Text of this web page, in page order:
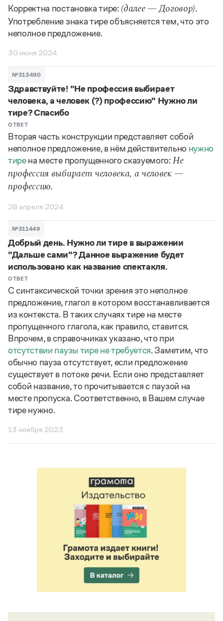
Корректна постановка тире:(далее — Договор).
Употребление знака тире объясняется тем, что это
неполное предложение.
30 июня 2024
№313490
Здравствуйте! "Не профессия выбирает
человека, а человек (?) профессию" Нужно ли
тире? Спасибо
ОТВЕТ
Вторая часть конструкции представляет собой
неполное предложение, в нём действительно нужно
тирена месте пропущенного сказуемого: Не
профессия выбирает человека, а человек —
профессию.
28 апреля 2024
№311449
Добрый день. Нужно ли тире в выражении
"Дальше сами"? Данное выражение будет
использовано как название спектакля.
ОТВЕТ
С синтаксической точки зрения это неполное
предложение, глагол в котором восстанавливается
из контекста. В таких случаях тире на месте
пропущенного глагола, как правило, ставится.
Впрочем, в справочниках указано, что при
отсутствии паузы тире не требуется. Заметим, что
обычно пауза отсутствует, если предложение
существует в потоке речи. Если оно представляет
собой название, то прочитывается с паузой на
месте пропуска. Соответственно, в Вашем случае
тире нужно.
13 ноября 2023